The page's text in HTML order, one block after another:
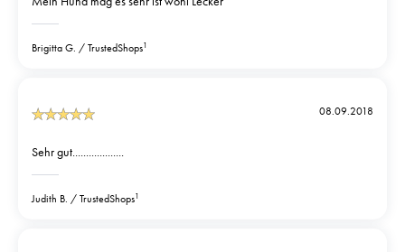
Brigitta G. TrustedShops1
08.09.2018
Sehr gut...................
Judith B. TrustedShops1